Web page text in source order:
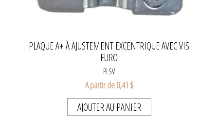
PLAQUE A+ À AJUSTEMENT EXCENTRIQUE AVEC VIS
EURO
PLSV
A partir de 0,41 $
AJOUTER AU PANIER